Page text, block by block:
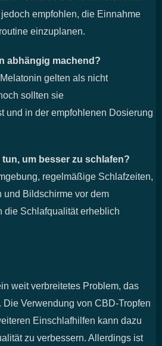
empfohlen, die Einnahme
einzuplanen.
abhängig machend?
gelten als nicht
sollten sie
und in der empfohlenen Dosierung
um besser zu schlafen?
regelmäßige Schlafzeiten,
und Bildschirme vor dem
die Schlafqualität erheblich
weit verbreitetes Problem, das
Verwendung von CBD-Tropfen
Einschlafhilfen kann dazu
zu verbessern. Allerdings ist